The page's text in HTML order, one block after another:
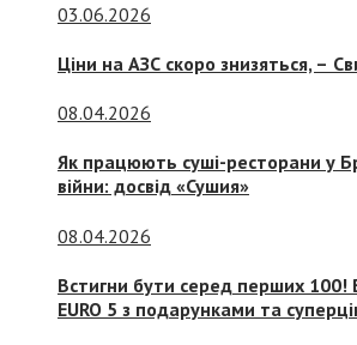
03.06.2026
Ціни на АЗС скоро знизяться, –
08.04.2026
Як працюють суші-ресторани у
війни: досвід «Сушия»
08.04.2026
Встигни бути серед перших 100!
EURO 5 з подарунками та